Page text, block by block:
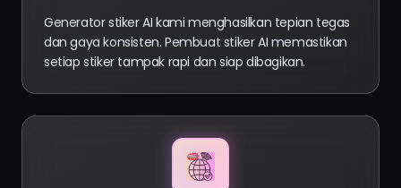
Generator stiker AI kami menghasilkan tepian tegas
dan gaya konsisten. Pembuat stiker AI memastikan
setiap stiker tampak rapi dan siap dibagikan.